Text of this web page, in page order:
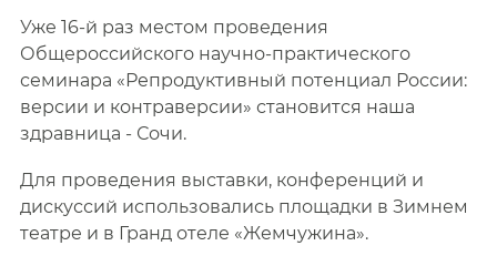
Уже 16-й раз местом проведения
Общероссийского научно-практического
семинара «Репродуктивный потенциал России:
версии и контраверсии» становится наша
здравница - Сочи.
Для проведения выставки, конференций и
дискуссий использовались площадки в Зимнем
театре и в Гранд отеле «Жемчужина».